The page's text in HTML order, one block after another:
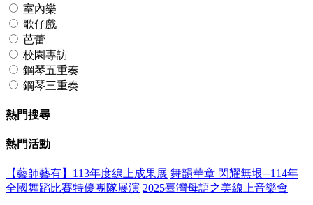
室內樂
歌仔戲
芭蕾
校園專訪
鋼琴五重奏
鋼琴三重奏
熱門搜尋
熱門活動
【藝師藝有】113年度線上成果展 舞韻華章 閃耀無垠─114年
全國舞蹈比賽特優團隊展演 2025臺灣母語之美線上音樂會